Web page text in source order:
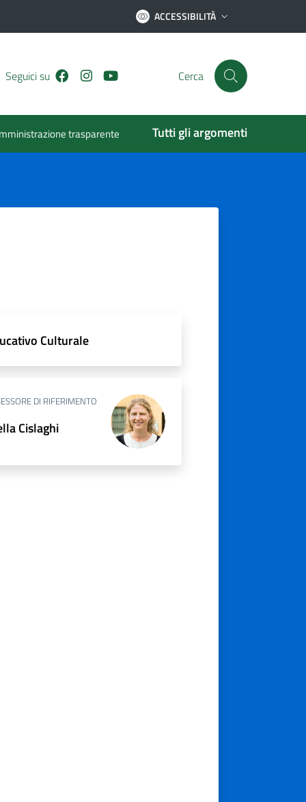
ACCESSIBILITÀ
Seguici su Facebook
Instagram Cerca
trasparente Tutti gli argomenti
Culturale
DI RIFERIMENTO
Cislaghi